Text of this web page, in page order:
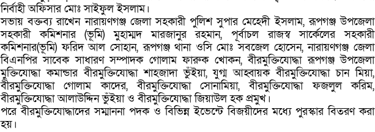
নির্বাহী অফিসার মোঃ সাইফুল ইসলাম।
সভায় বক্তব্য রাখেন নারায়ণগঞ্জ জেলা সহকারী পুলিশ সুপার মেহেদী ইসলাম, রূপগঞ্জ উপজেলা
সহকারী কমিশনার (ভূমি) মুহাম্মদ মারজানুর রহমান, পূর্বাচল রাজস্ব সার্কেলের সহকারী
কমিশনার(ভূমি) ফরিদ আল সোহান, রূপগঞ্জ থানা ওসি মোঃ সবজেল হোসেন, নারায়ণগঞ্জ জেলা
বিএনপির সাবেক সাধারণ সম্পাদক গোলাম ফারুক খোকন, বীরমুক্তিযোদ্ধা রূপগঞ্জ উপজেলা
মুক্তিযোদ্ধা কমান্ডার বীরমুক্তিযোদ্ধা শাহজাদা ভুঁইয়া, যুগ্ম আহ্বায়ক বীরমুক্তিযোদ্ধা চান মিয়া,
বীরমুক্তিযোদ্ধা গোলাম কাদের, বীরমুক্তিযোদ্ধা সোনামিয়া, বীরমুক্তিযোদ্ধা ফজলুল করিম,
বীরমুক্তিযোদ্ধা আলাউদ্দিন ভুঁইয়া ও বীরমুক্তিযোদ্ধা জিয়াউল হক প্রমুখ।
পরে বীরমুক্তিযোদ্ধাদের সম্মাননা পদক ও বিভিন্ন ইভেন্টে বিজয়ীদের মধ্যে পুরস্কার বিতরণ করা
হয়।